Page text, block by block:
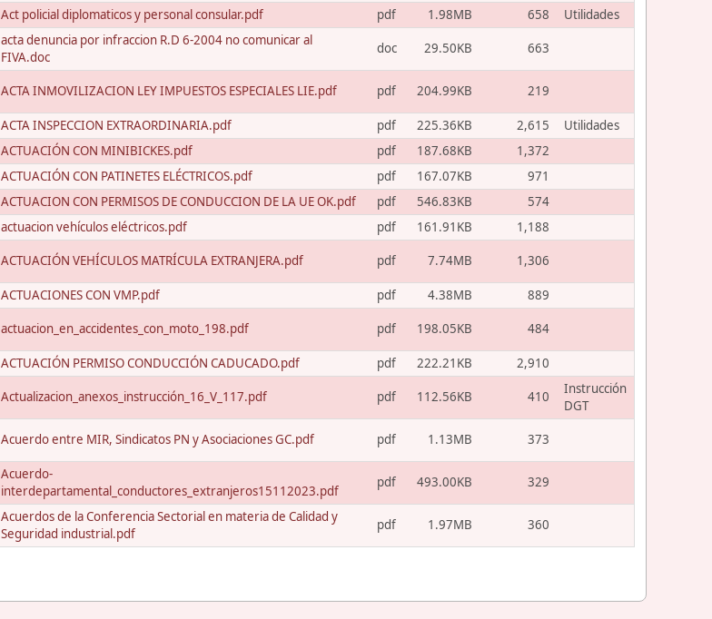
Act policial diplomaticos y personal consular.pdf pdf 1.98MB 658
Utilidades
acta denuncia por infraccion R.D 6-2004 no comunicar al
FIVA.doc
doc 29.50KB 663
ACTA INMOVILIZACION LEY IMPUESTOS ESPECIALES LIE.pdf pdf 204.99KB 219
ACTA INSPECCION EXTRAORDINARIA.pdf pdf 225.36KB 2,615
Utilidades
ACTUACIÓN CON MINIBICKES.pdf pdf 187.68KB
1,372
ACTUACIÓN CON PATINETES ELÉCTRICOS.pdf pdf 167.07KB
971
ACTUACION CON PERMISOS DE CONDUCCION DE LA UE OK.pdf pdf 546.83KB
574
actuacion vehículos eléctricos.pdf pdf 161.91KB
1,188
ACTUACIÓN VEHÍCULOS MATRÍCULA EXTRANJERA.pdf pdf 7.74MB 1,306
ACTUACIONES CON VMP.pdf pdf 4.38MB
889
actuacion_en_accidentes_con_moto_198.pdf pdf 198.05KB 484
ACTUACIÓN PERMISO CONDUCCIÓN CADUCADO.pdf pdf 222.21KB
2,910
Actualizacion_anexos_instrucción_16_V_117.pdf pdf 112.56KB 410
Instrucción
DGT
Acuerdo entre MIR, Sindicatos PN y Asociaciones GC.pdf pdf 1.13MB 373
Acuerdo-
interdepartamental_conductores_extranjeros15112023.pdf
pdf 493.00KB 329
Acuerdos de la Conferencia Sectorial en materia de Calidad y
Seguridad industrial.pdf
pdf 1.97MB 360